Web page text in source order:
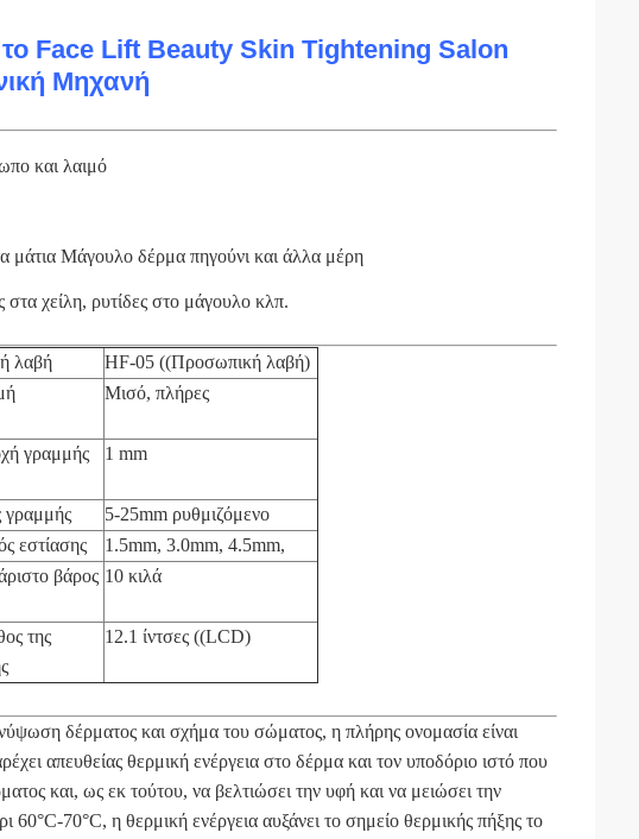
Face Lift Beauty Skin Tightening Salon
Μηχανή
και λαιμό
μάτια Μάγουλο δέρμα πηγούνι και άλλα μέρη
στα χείλη, ρυτίδες στο μάγουλο κλπ.
λαβή
HF-05 ((Προσωπική λαβή)
Μισό, πλήρες
γραμμής 1 mm
γραμμής
5-25mm ρυθμιζόμενο
εστίασης
1.5mm, 3.0mm, 4.5mm,
βάρος 10 κιλά
της
12.1 ίντσες ((LCD)
δέρματος και σχήμα του σώματος, η πλήρης ονομασία είναι
απευθείας θερμική ενέργεια στο δέρμα και τον υποδόριο ιστό που
και, ως εκ τούτου, να βελτιώσει την υφή και να μειώσει την
70°C, η θερμική ενέργεια αυξάνει το σημείο θερμικής πήξης το